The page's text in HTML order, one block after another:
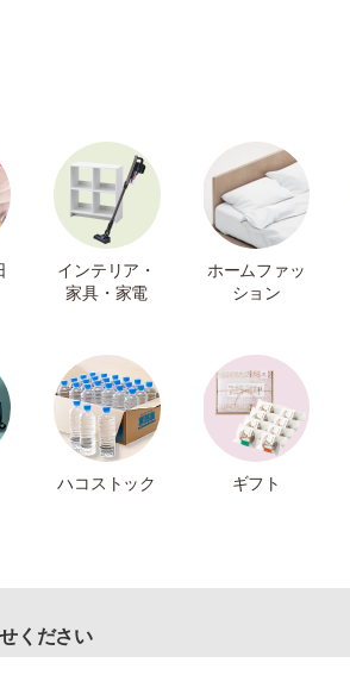
インテリア・
家具・家電
ホームファッ
ション
ハコストック ギフト
ください